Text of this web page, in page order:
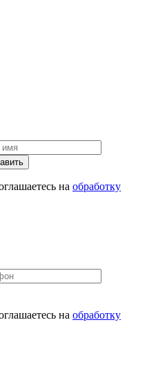
на обработку
на обработку